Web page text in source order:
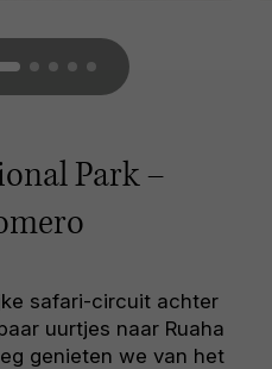
Park –
safari-circuit achter
uurtjes naar Ruaha
genieten we van het